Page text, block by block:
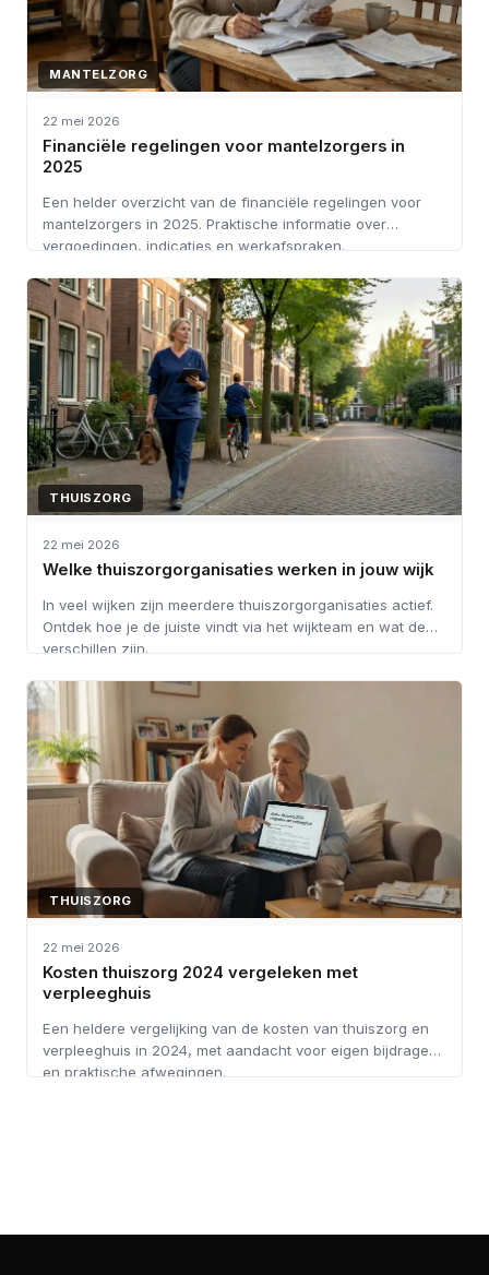
MANTELZORG
22 mei 2026
Financiële regelingen voor mantelzorgers in
2025
Een helder overzicht van de financiële regelingen voor
mantelzorgers in 2025. Praktische informatie over
vergoedingen, indicaties en werkafspraken.
THUISZORG
22 mei 2026
Welke thuiszorgorganisaties werken in jouw wijk
In veel wijken zijn meerdere thuiszorgorganisaties actief.
Ontdek hoe je de juiste vindt via het wijkteam en wat de
verschillen zijn.
THUISZORG
22 mei 2026
Kosten thuiszorg 2024 vergeleken met
verpleeghuis
Een heldere vergelijking van de kosten van thuiszorg en
verpleeghuis in 2024, met aandacht voor eigen bijdragen
en praktische afwegingen.